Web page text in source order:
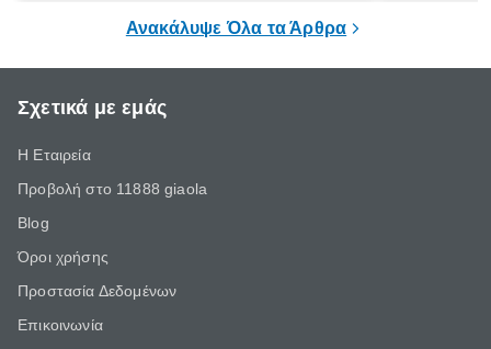
Ανακάλυψε Όλα τα Άρθρα
Σχετικά με εμάς
Η Εταιρεία
Προβολή στο 11888 giaola
Blog
Όροι χρήσης
Προστασία Δεδομένων
Επικοινωνία